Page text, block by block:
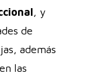
, y
de
además
las